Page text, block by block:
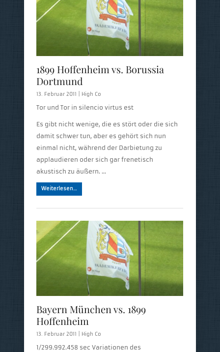
1899 Hoffenheim vs. Borussia
Dortmund
13. Februar 2011 | High Co
Tor und Tor in silencio virtus est
Es gibt nicht wenige, die es stört oder die sich
damit schwer tun, aber es gehört sich nun
einmal nicht, während der Darbietung zu
applaudieren oder sich gar frenetisch
akustisch zu äußern. …
Weiterlesen…
Bayern München vs. 1899
Hoffenheim
13. Februar 2011 | High Co
1/299.992.458 sec Variationen des